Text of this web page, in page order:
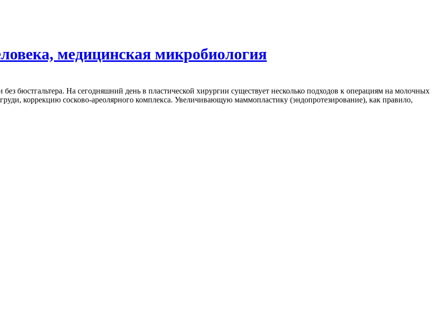
медицинская микробиология
бюстгальтера. На сегодняшний день в пластической хирургии существует несколько подходов к операциям на молочных
коррекцию сосково-ареолярного комплекса. Увеличивающую маммопластику (эндопротезирование), как правило,